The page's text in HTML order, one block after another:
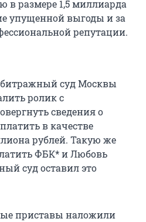
в размере 1,5 миллиарда
упущенной выгоды и за
репутации.
суд Москвы
ролик с
сведения о
в качестве
рублей. Такую же
ФБК* и Любовь
суд оставил это
приставы наложили